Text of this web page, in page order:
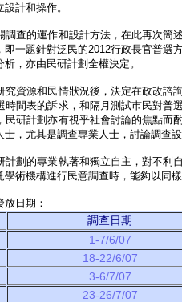
計和操作。
調查的運作和設計方法，在此再次
一題針對泛民的2012行政長官普
，亦由民研計劃全權決定。
究資源和民情狀況後，決定在政改
時間表的訴求，和隔月測試巿民對
民研計劃亦有視乎社會討論的焦點
，尤其是調查專業人士，討論調查
計劃的專業執著和獨立自主，對不
術機構進行民意調查時，能夠以同
日期：
調查日期
1-7/6/07
18-22/6/07
3-6/7/07
23-26/7/07